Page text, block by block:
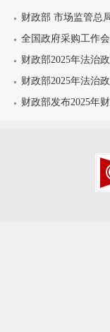
财政部 市场监管总
全国政府采购工作
财政部2025年法治
财政部2025年法治
财政部发布2025年